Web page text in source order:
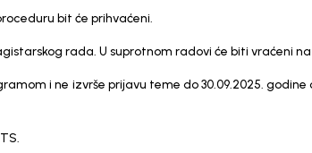
bit će prihvaćeni.
magistarskog rada. U suprotnom
i ne izvrše prijavu teme do 30.09.2025.